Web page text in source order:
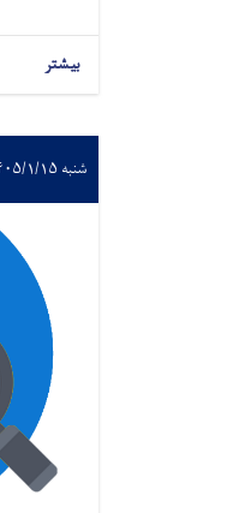
بیشتر
شنبه ۱۴۰۵/۱/۱۵ - ۱۰:۳۰